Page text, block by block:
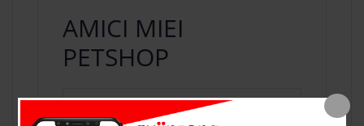
AMICI MIEI
PETSHOP
a Reggio Emilia,